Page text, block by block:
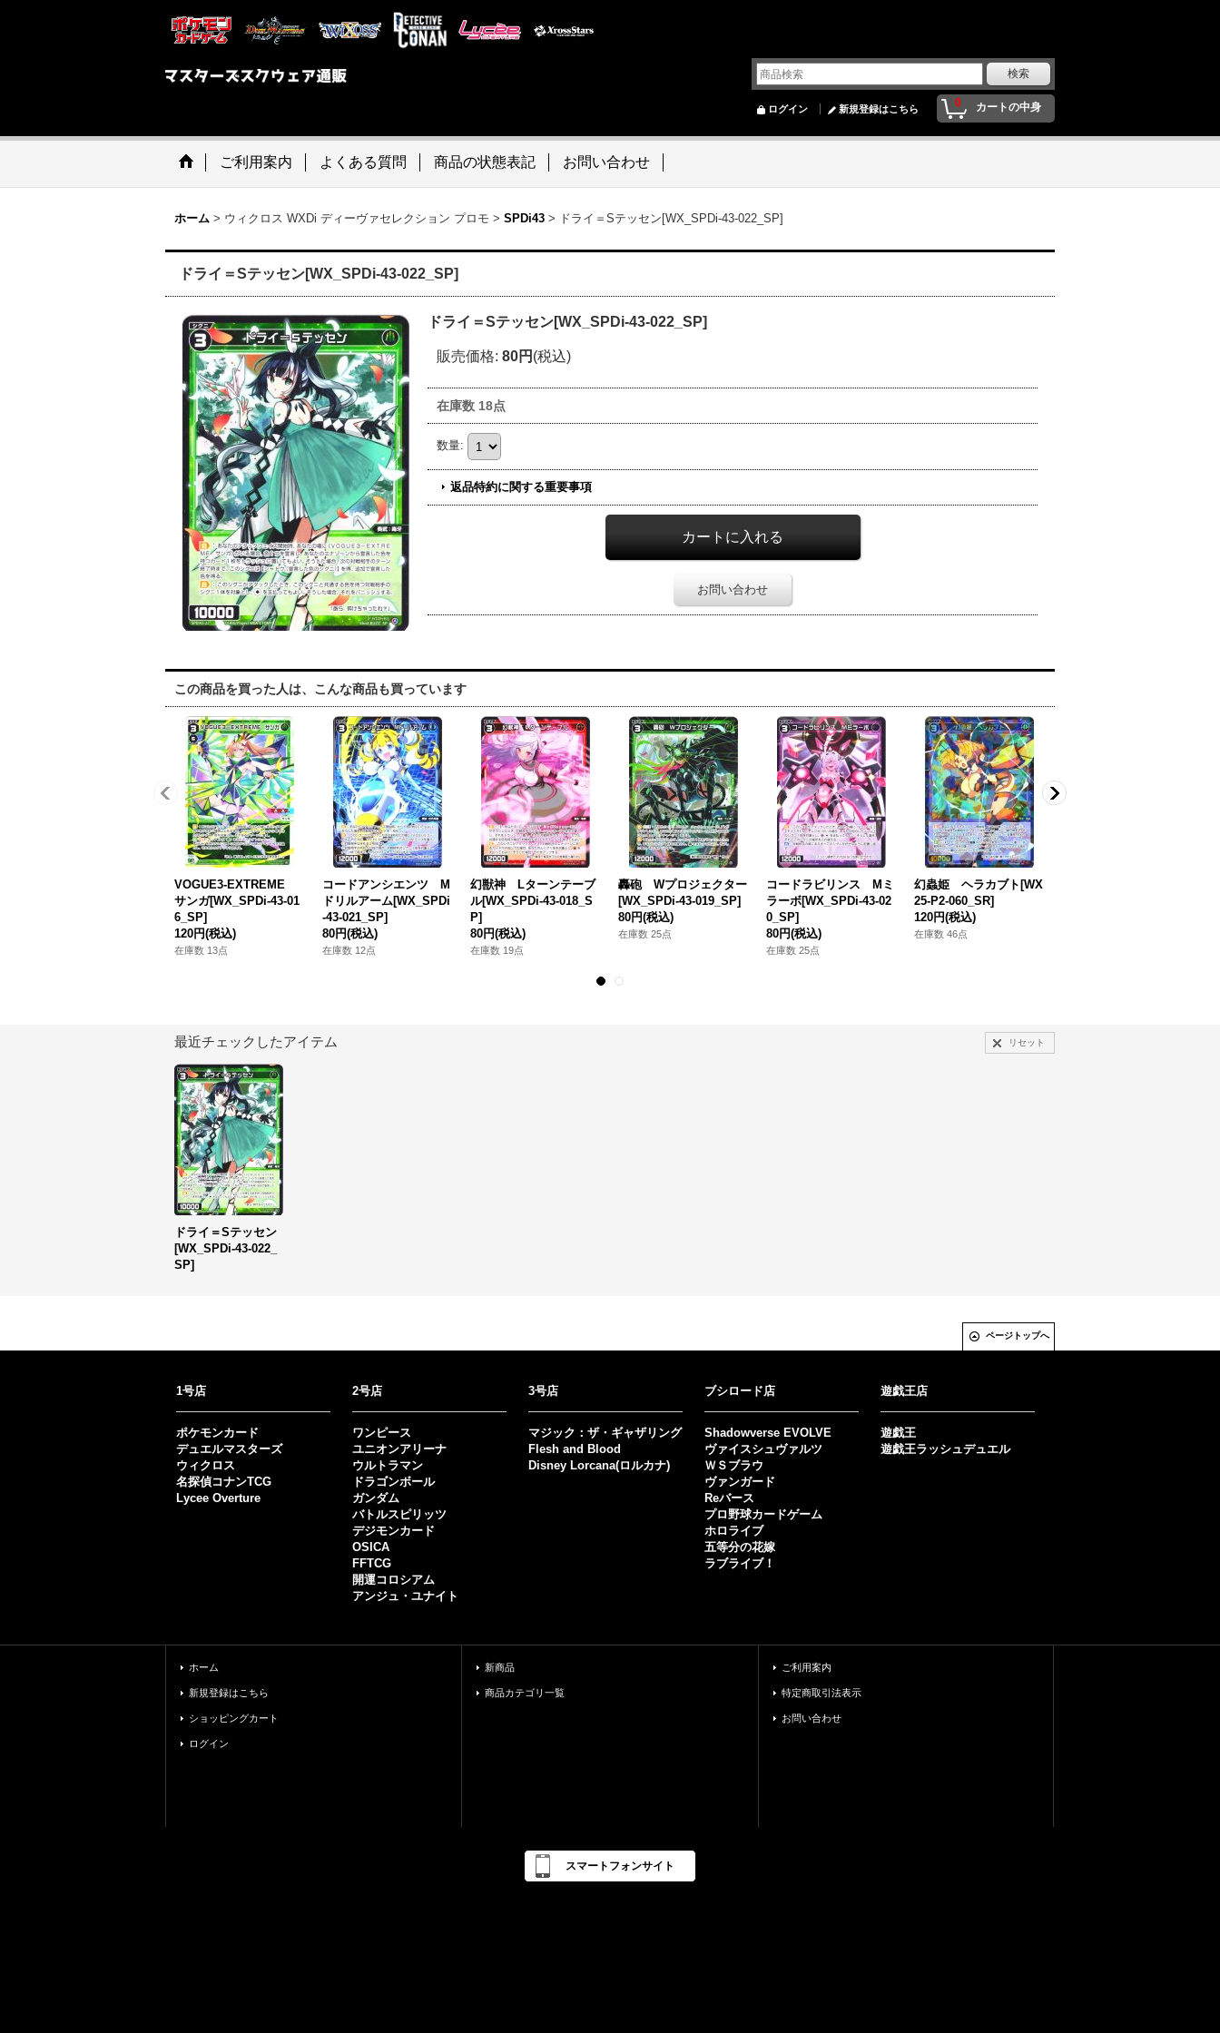
0 カートの中身
ログイン 新規登録はこちら
ご利用案内 よくある質問 商品の状態表記 お問い合わせ
ホーム > ウィクロス WXDi ディーヴァセレクション プロモ > SPDi43 > ドライ＝Sテッセン[WX_SPDi-43-022_SP]
ドライ＝Sテッセン[WX_SPDi-43-022_SP]
ドライ＝Sテッセン[WX_SPDi-43-022_SP]
販売価格: 80円 (税込)
在庫数 18点
数量:
返品特約に関する重要事項
お問い合わせ
この商品を買った人は、こんな商品も買っています
VOGUE3-EXTREME
サンガ[WX_SPDi-43-01
6_SP]
120円(税込)
在庫数 13点
コードアンシエンツ M
ドリルアーム[WX_SPDi
-43-021_SP]
80円(税込)
在庫数 12点
幻獣神 Lターンテーブ
ル[WX_SPDi-43-018_S
P]
80円(税込)
在庫数 19点
轟砲 Wプロジェクター
[WX_SPDi-43-019_SP]
80円(税込)
在庫数 25点
コードラビリンス Mミ
ラーボ[WX_SPDi-43-02
0_SP]
80円(税込)
在庫数 25点
幻蟲姫 ヘラカブト[WX
25-P2-060_SR]
120円(税込)
在庫数 46点
最近チェックしたアイテム リセット
ドライ＝Sテッセン
[WX_SPDi-43-022_
SP]
ページトップへ
1号店
ポケモンカード
デュエルマスターズ
ウィクロス
名探偵コナンTCG
Lycee Overture
2号店
ワンピース
ユニオンアリーナ
ウルトラマン
ドラゴンボール
ガンダム
バトルスピリッツ
デジモンカード
OSICA
FFTCG
開運コロシアム
アンジュ・ユナイト
3号店
マジック：ザ・ギャザリング
Flesh and Blood
Disney Lorcana(ロルカナ)
ブシロード店
Shadowverse EVOLVE
ヴァイスシュヴァルツ
ＷＳブラウ
ヴァンガード
Reバース
プロ野球カードゲーム
ホロライブ
五等分の花嫁
ラブライブ！
遊戯王店
遊戯王
遊戯王ラッシュデュエル
ホーム
新規登録はこちら
ショッピングカート
ログイン
新商品
商品カテゴリ一覧
ご利用案内
特定商取引法表示
お問い合わせ
スマートフォンサイト